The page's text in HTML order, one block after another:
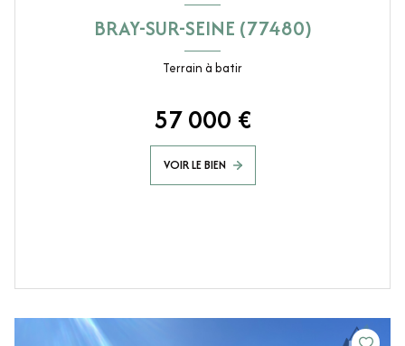
BRAY-SUR-SEINE (77480)
Terrain à batir
57 000 €
VOIR LE BIEN